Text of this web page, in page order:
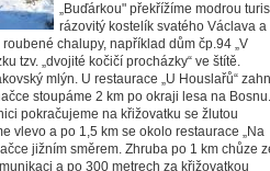
„Buďárkou" překřížíme modrou
rázovitý kostelík svatého Václava
chalupy, například dům čp.94 „V
tzv. „dvojité kočičí procházky“ ve štítě.
mlýn. U restaurace „U Houslařů“
stoupáme 2 km po okraji lesa na
pokračujeme na křižovatku se žlutou
vlevo a po 1,5 km se okolo restaurace „Na
jižním směrem. Zhruba po 1 km chůze
a po 300 metrech za křižovatkou